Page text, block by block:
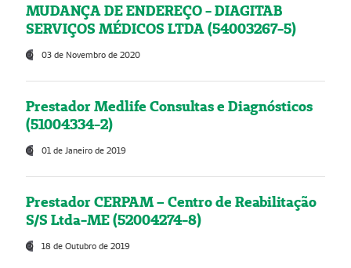
MUDANÇA DE ENDEREÇO - DIAGITAB
SERVIÇOS MÉDICOS LTDA (54003267-5)
03 de Novembro de 2020
Prestador Medlife Consultas e Diagnósticos
(51004334-2)
01 de Janeiro de 2019
Prestador CERPAM – Centro de Reabilitação
S/S Ltda-ME (52004274-8)
18 de Outubro de 2019